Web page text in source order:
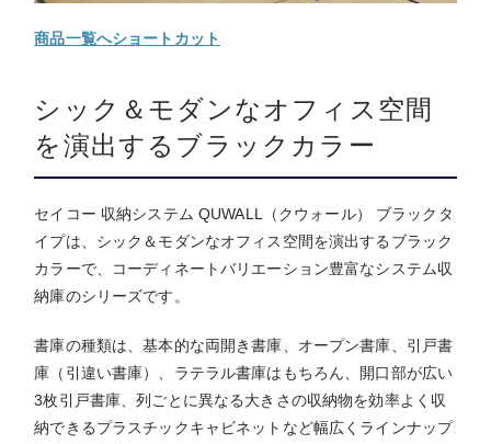
商品一覧へショートカット
シック＆モダンなオフィス空間
を演出するブラックカラー
セイコー 収納システム QUWALL（クウォール） ブラックタ
イプは、シック＆モダンなオフィス空間を演出するブラック
カラーで、コーディネートバリエーション豊富なシステム収
納庫のシリーズです。
書庫の種類は、基本的な両開き書庫、オープン書庫、引戸書
庫（引違い書庫）、ラテラル書庫はもちろん、開口部が広い
3枚引戸書庫、列ごとに異なる大きさの収納物を効率よく収
納できるプラスチックキャビネットなど幅広くラインナップ